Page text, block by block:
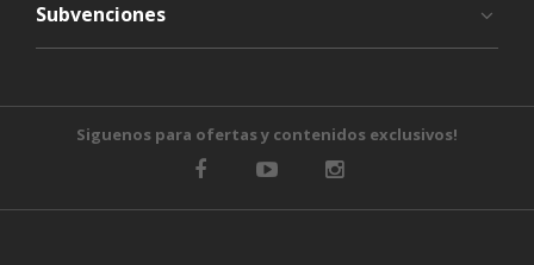
Subvenciones
Siguenos para ofertas y contenidos exclusivos!